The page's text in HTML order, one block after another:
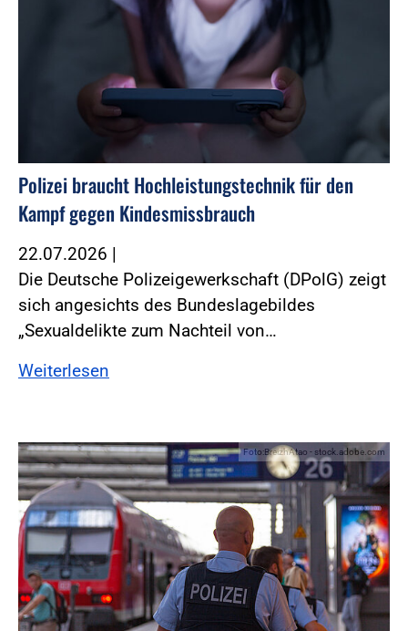
Polizei braucht Hochleistungstechnik für den
Kampf gegen Kindesmissbrauch
22.07.2026 |
Die Deutsche Polizeigewerkschaft (DPolG) zeigt
sich angesichts des Bundeslagebildes
„Sexualdelikte zum Nachteil von…
Weiterlesen
Foto:BreizhAtao - stock.adobe.com